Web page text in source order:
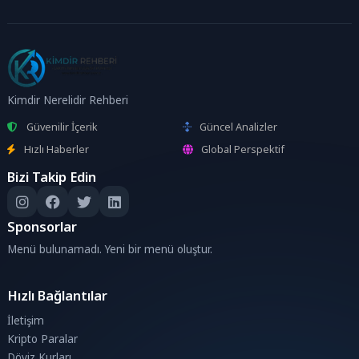
Kimdir Nerelidir Rehberi
Güvenilir İçerik
Güncel Analizler
Hızlı Haberler
Global Perspektif
Bizi Takip Edin
Sponsorlar
Menü bulunamadı. Yeni bir menü oluştur.
Hızlı Bağlantılar
İletişim
Kripto Paralar